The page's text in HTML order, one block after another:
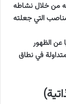
من خلال نشاطه
التي جعلته
عن الظهور
في نطاق